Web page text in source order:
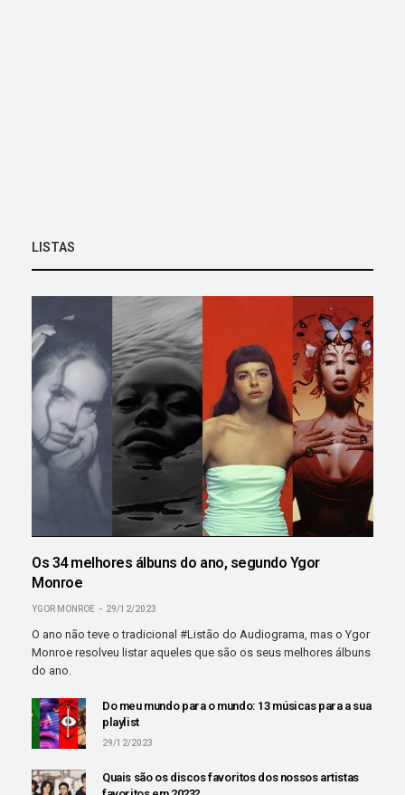
LISTAS
Os 34 melhores álbuns do ano, segundo Ygor
Monroe
YGOR MONROE 29/12/2023
O ano não teve o tradicional #Listão do Audiograma, mas o Ygor
Monroe resolveu listar aqueles que são os seus melhores álbuns
do ano.
Do meu mundo para o mundo: 13 músicas para a sua
playlist
29/12/2023
Quais são os discos favoritos dos nossos artistas